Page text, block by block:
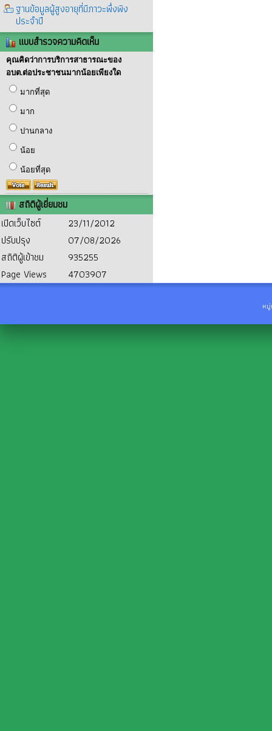
ฐานข้อมูลผู้สูงอายุที่มีภาวะพึ่งพิง
ประจำปี
แบบสำรวจความคิดเห็น
คุณคิดว่าการบริการสาธารณะของ
อบต.ต่อประชาชนมากน้อยเพียงใด
มากที่สุด
มาก
ปานกลาง
น้อย
น้อยที่สุด
สถิติผู้เยี่ยมชม
เปิดเว็บไซต์
23/11/2012
ปรับปรุง
07/08/2026
สถิติผู้เข้าชม
935255
Page Views
4703907
ห